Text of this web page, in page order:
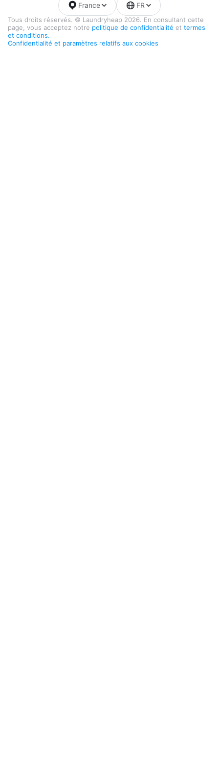
Tous droits réservés. © Laundryheap 2026. En consultant cette
page, vous acceptez notre politique de confidentialité et termes
et conditions.
Confidentialité et paramètres relatifs aux cookies
France FR